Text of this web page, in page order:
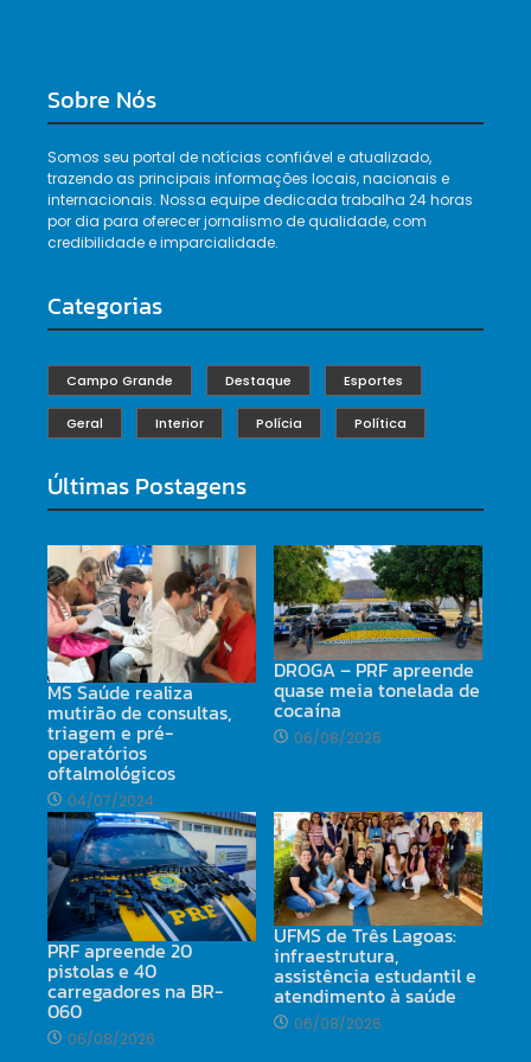
Sobre Nós
Somos seu portal de notícias confiável e atualizado,
trazendo as principais informações locais, nacionais e
internacionais. Nossa equipe dedicada trabalha 24 horas
por dia para oferecer jornalismo de qualidade, com
credibilidade e imparcialidade.
Categorias
Campo Grande Destaque Esportes
Geral Interior Polícia Política
Últimas Postagens
MS Saúde realiza
mutirão de consultas,
triagem e pré-
operatórios
oftalmológicos
04/07/2024
DROGA – PRF apreende
quase meia tonelada de
cocaína
06/08/2026
PRF apreende 20
pistolas e 40
carregadores na BR-
060
06/08/2026
UFMS de Três Lagoas:
infraestrutura,
assistência estudantil e
atendimento à saúde
06/08/2026